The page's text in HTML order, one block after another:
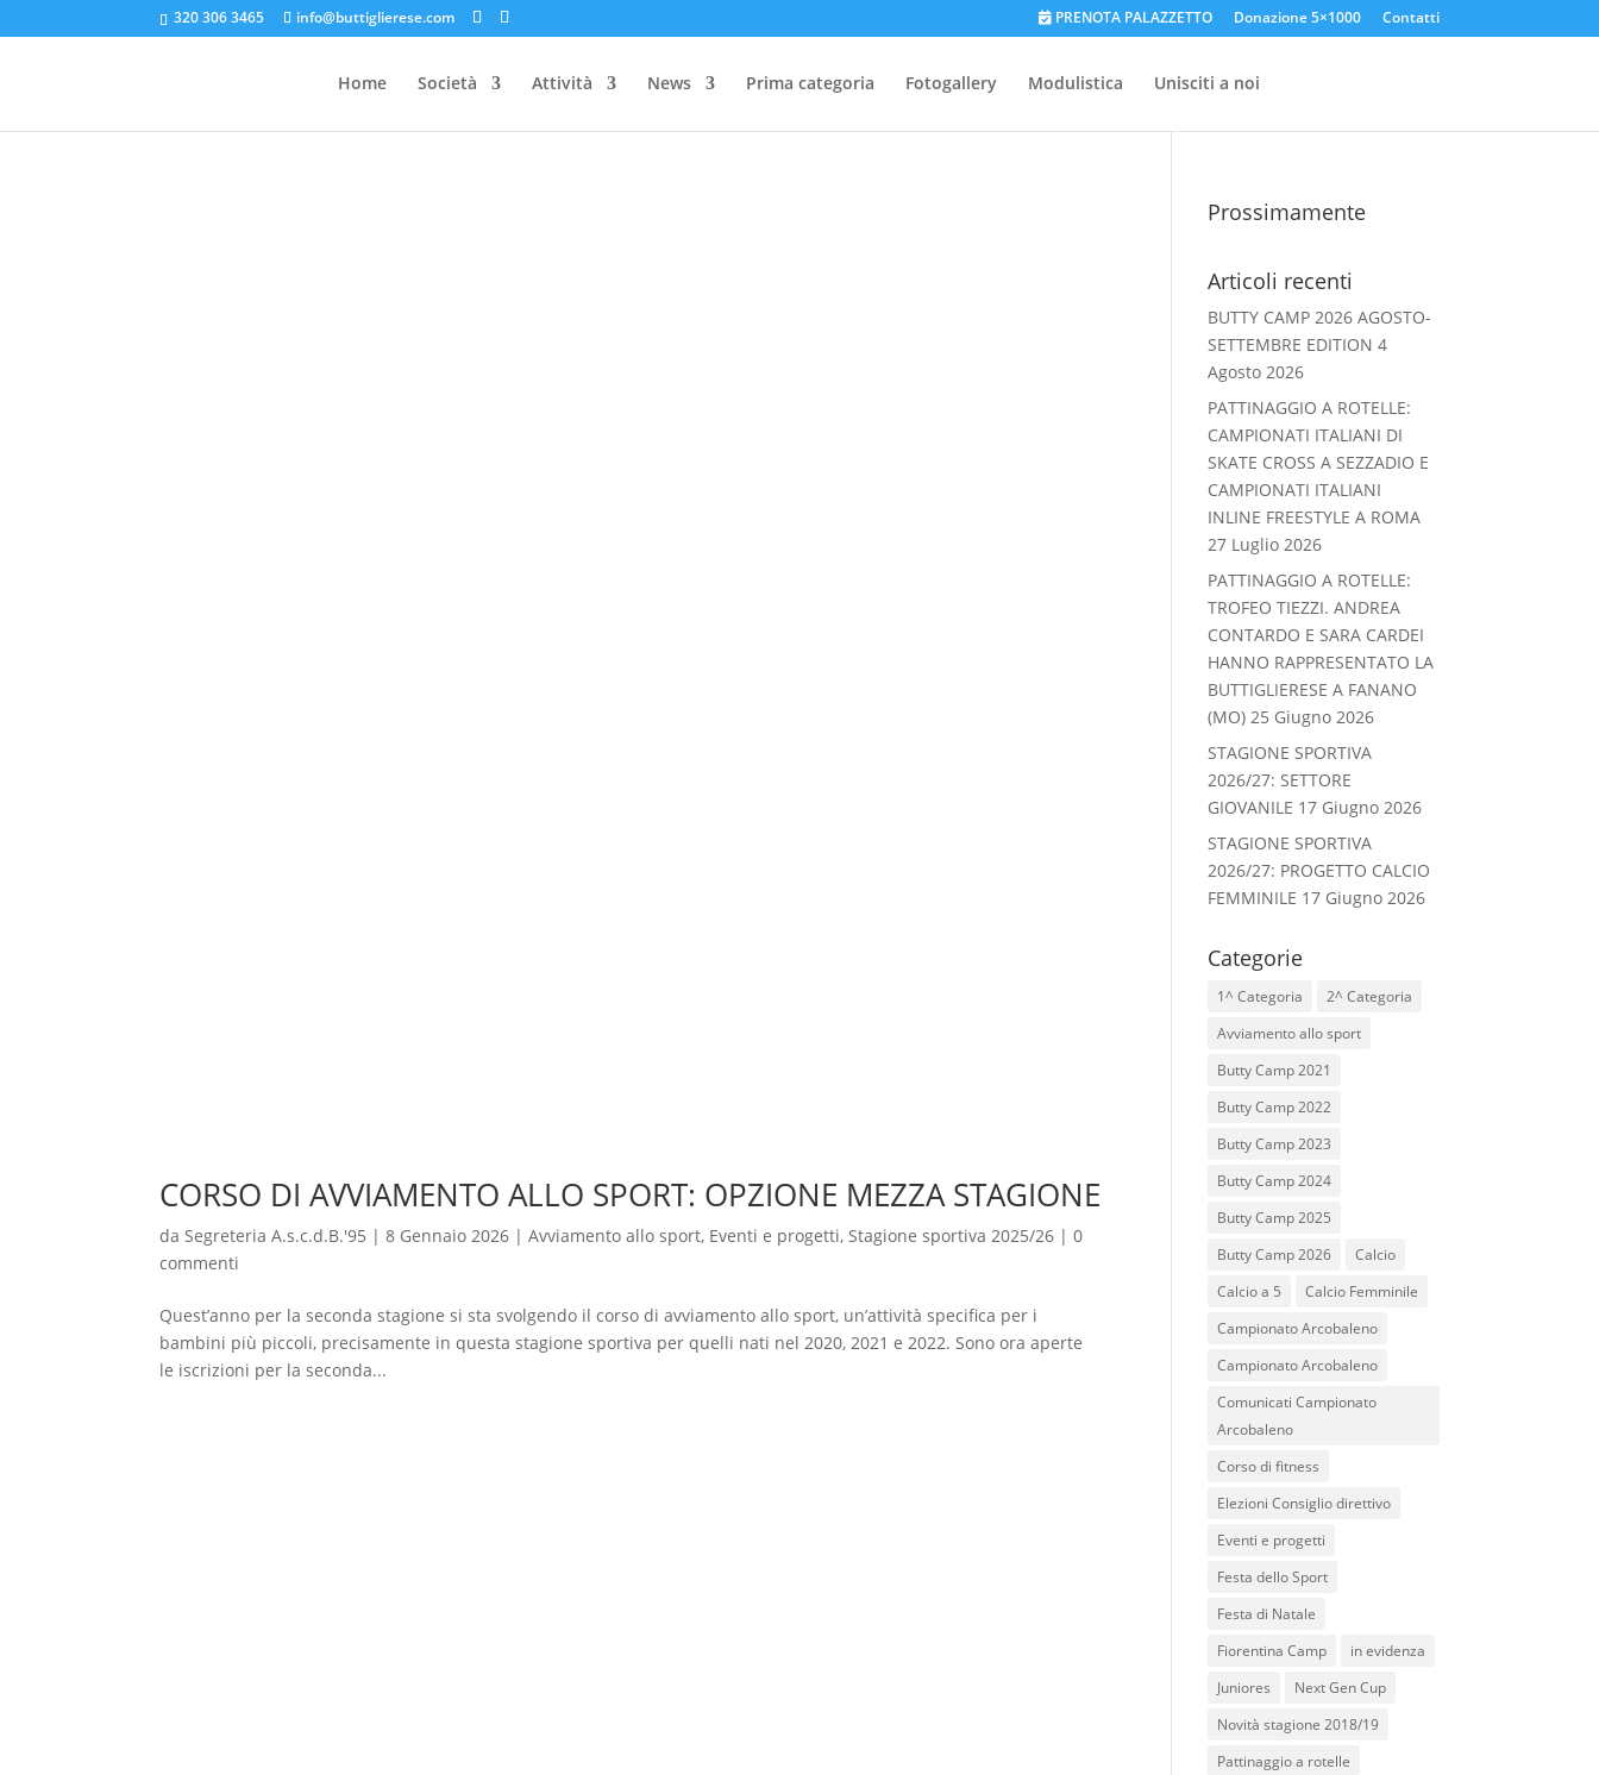
320 306 3465 info@buttiglierese.com PRENOTA PALAZZETTO Donazione 5×1000 Contatti
Home Società Attività News Prima categoria Fotogallery Modulistica Unisciti a noi
CORSO DI AVVIAMENTO ALLO SPORT: OPZIONE MEZZA STAGIONE
da Segreteria A.s.c.d.B.'95 |8 Gennaio 2026 |Avviamento allo sport, Eventi e progetti, Stagione sportiva 2025/26 |0
commenti
Quest’anno per la seconda stagione si sta svolgendo il corso di avviamento allo sport, un’attività specifica per i
bambini più piccoli, precisamente in questa stagione sportiva per quelli nati nel 2020, 2021 e 2022. Sono ora aperte
le iscrizioni per la seconda...
Prossimamente
Articoli recenti
BUTTY CAMP 2026 AGOSTO-
SETTEMBRE EDITION 4
Agosto 2026
PATTINAGGIO A ROTELLE:
CAMPIONATI ITALIANI DI
SKATE CROSS A SEZZADIO E
CAMPIONATI ITALIANI
INLINE FREESTYLE A ROMA
27 Luglio 2026
PATTINAGGIO A ROTELLE:
TROFEO TIEZZI. ANDREA
CONTARDO E SARA CARDEI
HANNO RAPPRESENTATO LA
BUTTIGLIERESE A FANANO
(MO) 25 Giugno 2026
STAGIONE SPORTIVA
2026/27: SETTORE
GIOVANILE 17 Giugno 2026
STAGIONE SPORTIVA
2026/27: PROGETTO CALCIO
FEMMINILE 17 Giugno 2026
Categorie
1^ Categoria
2^ Categoria
Avviamento allo sport
Butty Camp 2021
Butty Camp 2022
Butty Camp 2023
Butty Camp 2024
Butty Camp 2025
Butty Camp 2026
Calcio
Calcio a 5
Calcio Femminile
Campionato Arcobaleno
Campionato Arcobaleno
Comunicati Campionato
Arcobaleno
Corso di fitness
Elezioni Consiglio direttivo
Eventi e progetti
Festa dello Sport
Festa di Natale
Fiorentina Camp
in evidenza
Juniores
Next Gen Cup
Novità stagione 2018/19
Pattinaggio a rotelle